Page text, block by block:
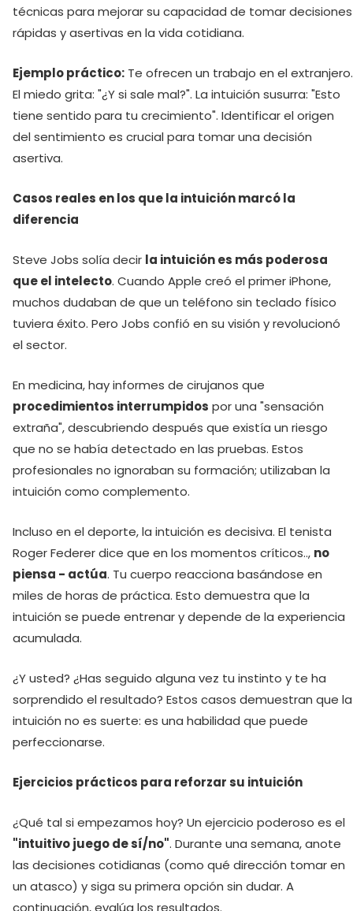
técnicas para mejorar su capacidad de tomar decisiones
rápidas y asertivas en la vida cotidiana.
Ejemplo práctico: Te ofrecen un trabajo en el extranjero.
El miedo grita: "¿Y si sale mal?". La intuición susurra: "Esto
tiene sentido para tu crecimiento". Identificar el origen
del sentimiento es crucial para tomar una decisión
asertiva.
Casos reales en los que la intuición marcó la
diferencia
Steve Jobs solía decir la intuición es más poderosa
que el intelecto. Cuando Apple creó el primer iPhone,
muchos dudaban de que un teléfono sin teclado físico
tuviera éxito. Pero Jobs confió en su visión y revolucionó
el sector.
En medicina, hay informes de cirujanos que
procedimientos interrumpidos por una "sensación
extraña", descubriendo después que existía un riesgo
que no se había detectado en las pruebas. Estos
profesionales no ignoraban su formación; utilizaban la
intuición como complemento.
Incluso en el deporte, la intuición es decisiva. El tenista
Roger Federer dice que en los momentos críticos.., no
piensa - actúa. Tu cuerpo reacciona basándose en
miles de horas de práctica. Esto demuestra que la
intuición se puede entrenar y depende de la experiencia
acumulada.
¿Y usted? ¿Has seguido alguna vez tu instinto y te ha
sorprendido el resultado? Estos casos demuestran que la
intuición no es suerte: es una habilidad que puede
perfeccionarse.
Ejercicios prácticos para reforzar su intuición
¿Qué tal si empezamos hoy? Un ejercicio poderoso es el
"intuitivo juego de sí/no". Durante una semana, anote
las decisiones cotidianas (como qué dirección tomar en
un atasco) y siga su primera opción sin dudar. A